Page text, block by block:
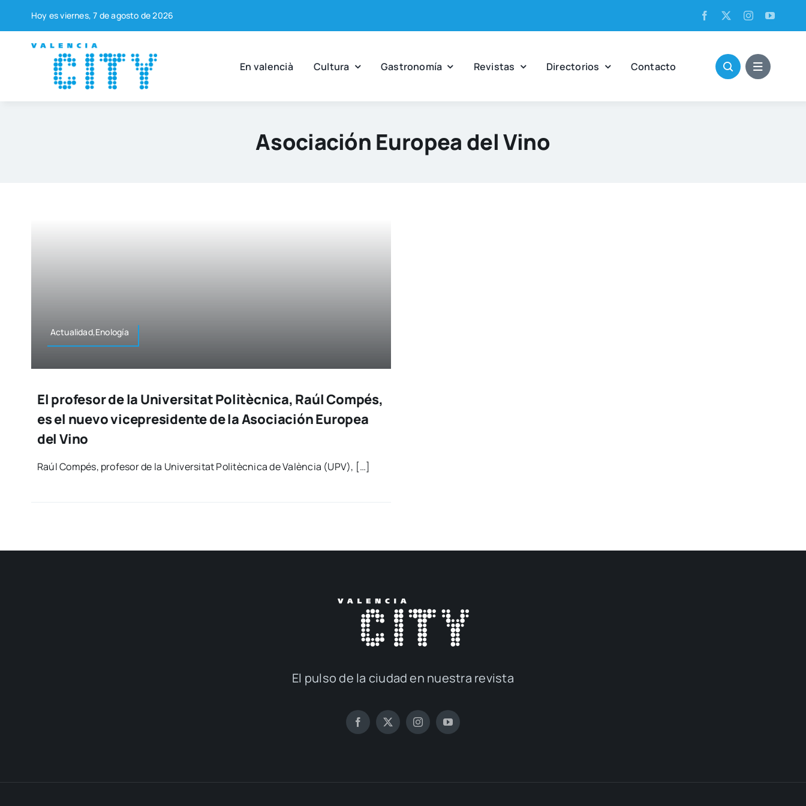
contenido
Hoy es vier­nes, 7 de agos­to de 2026
En valen­cià Cul­tu­ra Gas­tro­no­mía Revis­tas Direc­to­rios Con­tac­to
Asociación Europea del Vino
Actualidad,Enología
El profesor de la Universitat Politècnica, Raúl Compés,
es el nuevo vicepresidente de la Asociación Europea
del Vino
Raúl Com­pés, pro­fe­sor de la Uni­ver­si­tat Poli­tèc­ni­ca de Valèn­cia (UPV), […]
El pul­so de la ciu­dad en nues­tra revis­ta